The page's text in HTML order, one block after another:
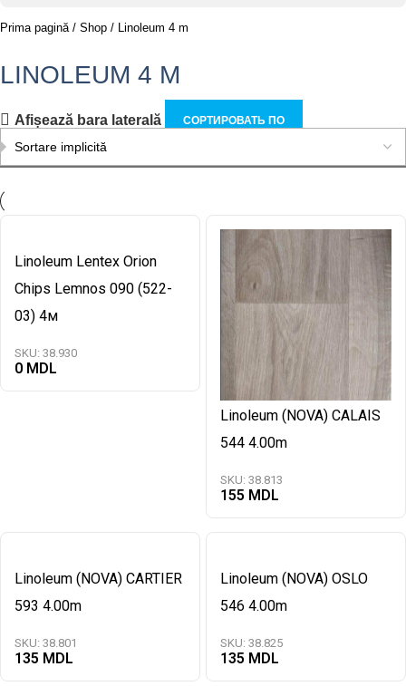
Prima pagină Shop Linoleum 4 m
LINOLEUM 4 M
Afișează bara laterală СОРТИРОВАТЬ ПО
Linoleum Lentex Orion
Chips Lemnos 090 (522-
03) 4м
SKU: 38.930
0
Linoleum (NOVA) CALAIS
544 4.00m
SKU: 38.813
155
Linoleum (NOVA) CARTIER
593 4.00m
SKU: 38.801
135
Linoleum (NOVA) OSLO
546 4.00m
SKU: 38.825
135